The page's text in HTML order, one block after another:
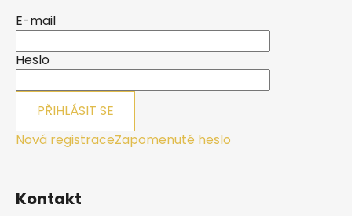
E-mail
Heslo
PŘIHLÁSIT SE
Nová registraceZapomenuté heslo
Kontakt